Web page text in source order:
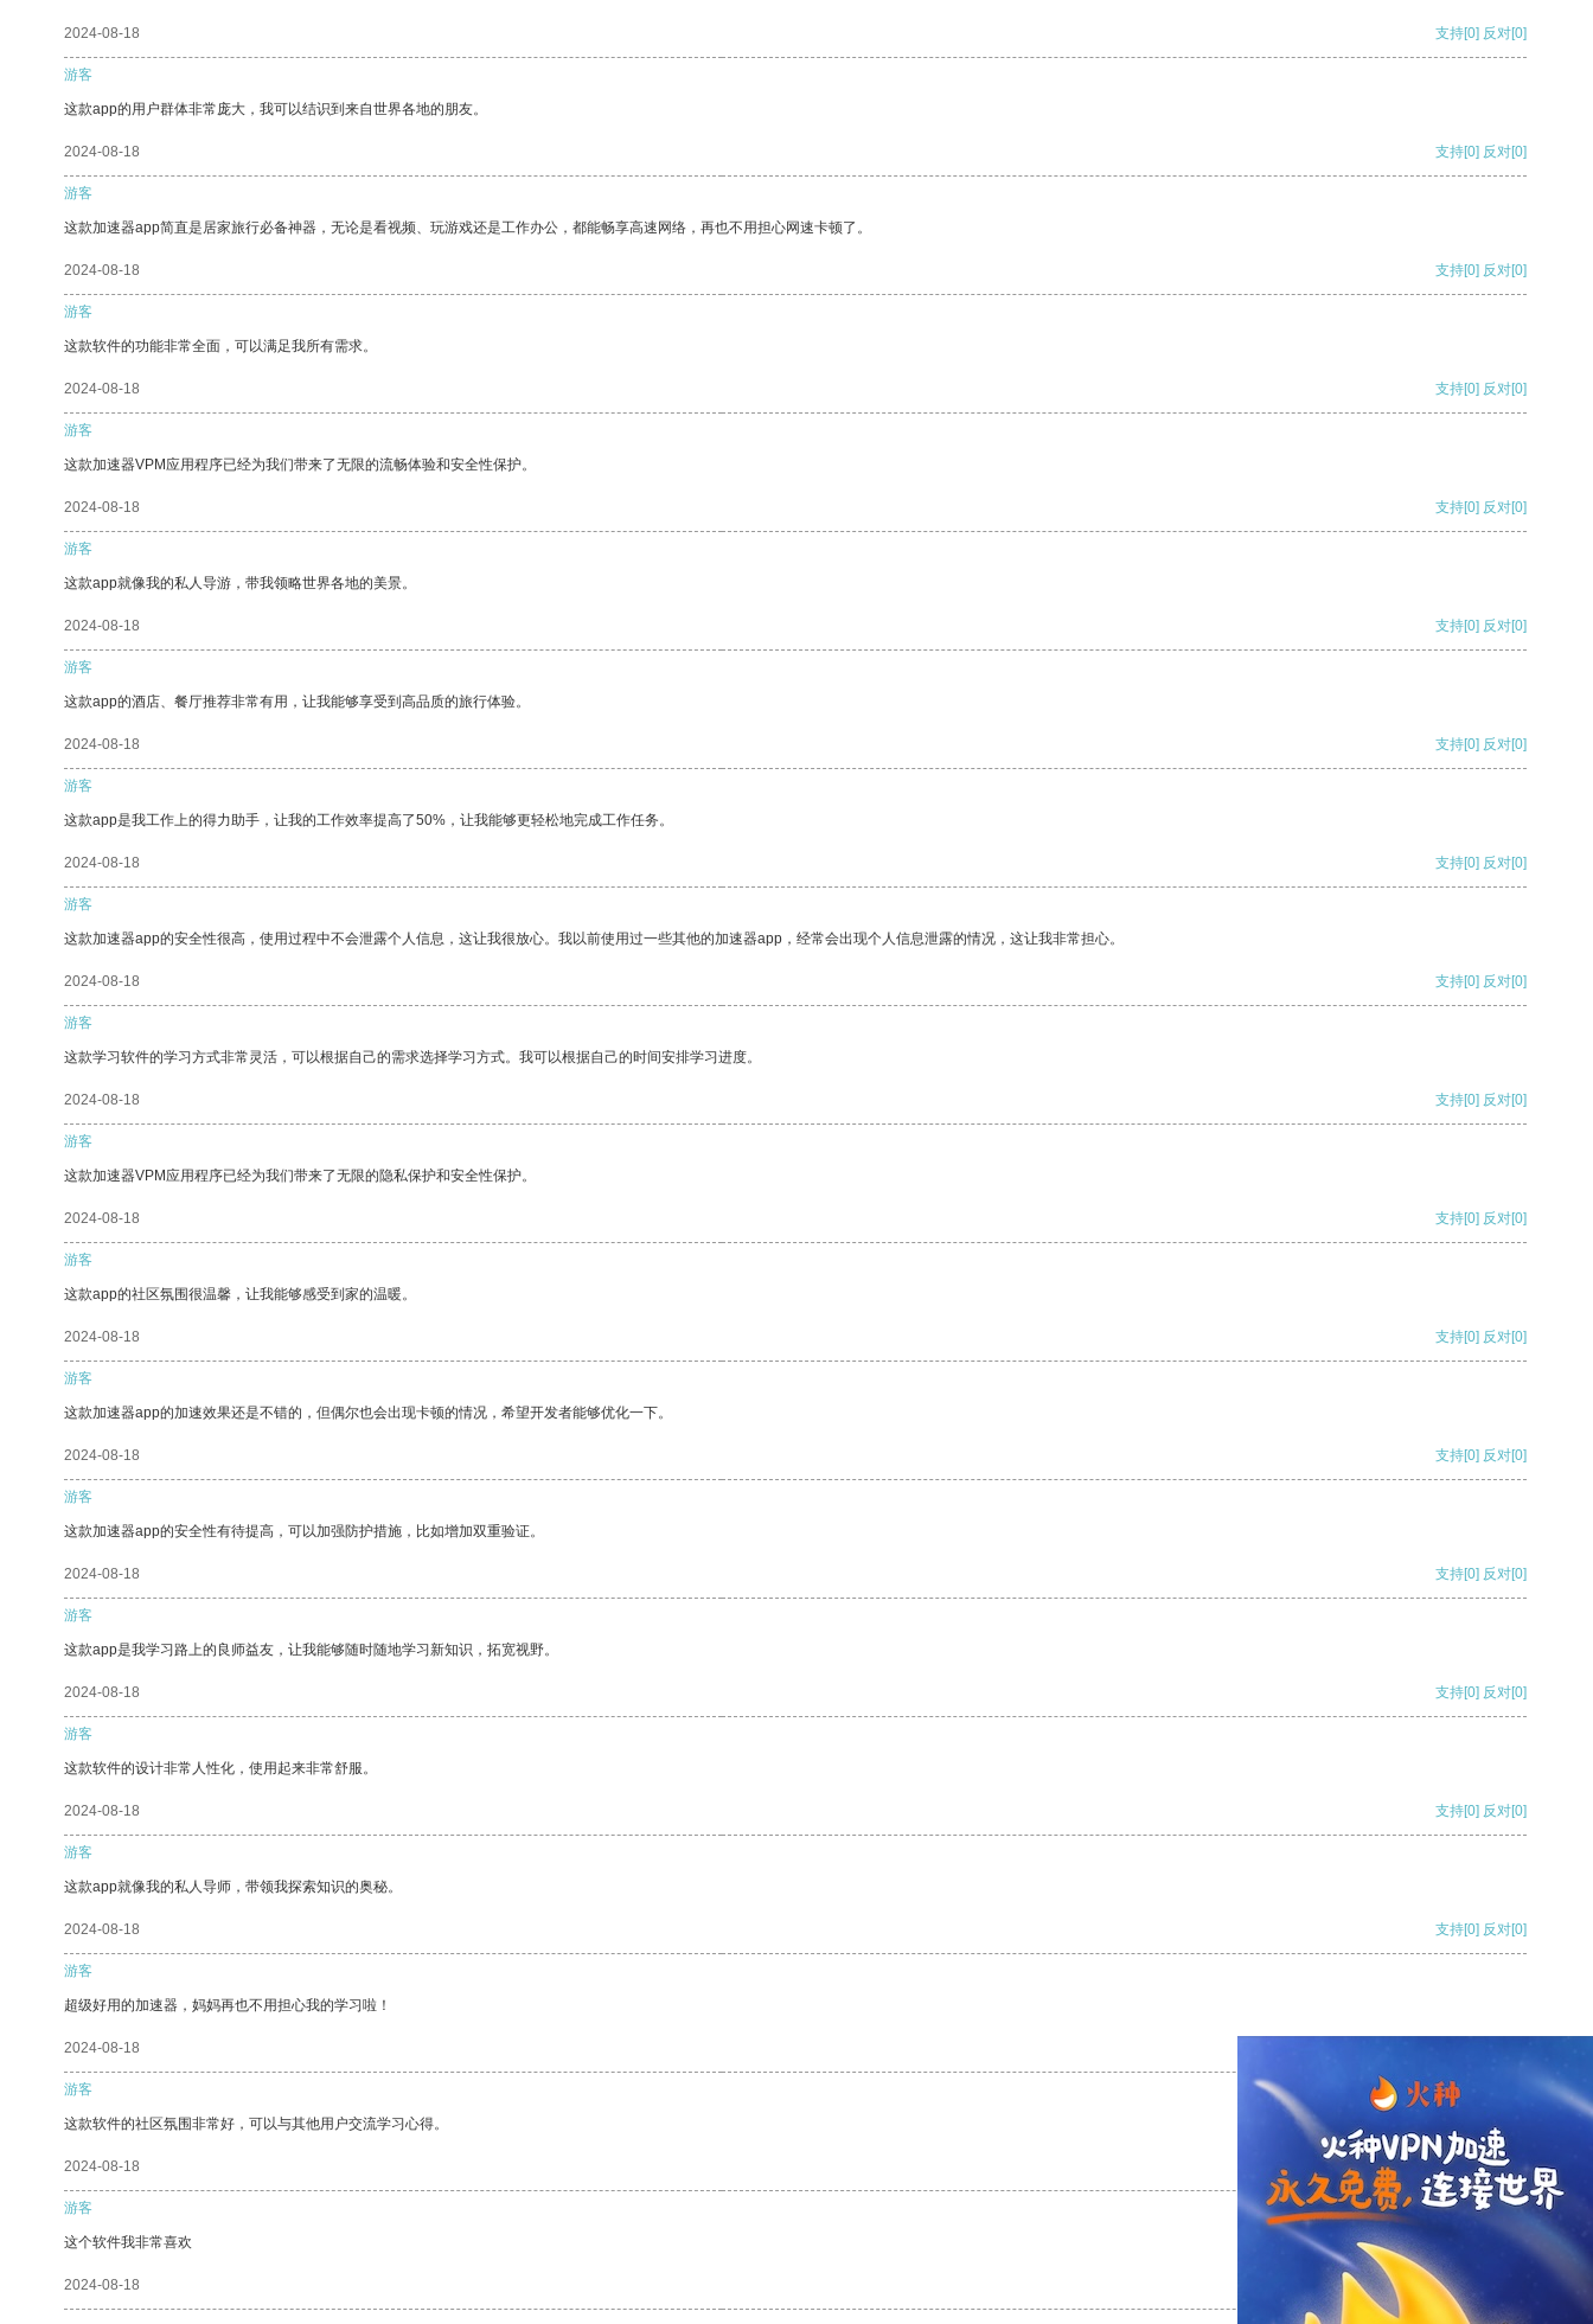
2024-08-18 支持[0] 反对[0]
游客
这款app的用户群体非常庞大，我可以结识到来自世界各地的朋友。
2024-08-18 支持[0] 反对[0]
游客
这款加速器app简直是居家旅行必备神器，无论是看视频、玩游戏还是工作办公，都能畅享高速网络，再也不用担心网速卡顿了。
2024-08-18 支持[0] 反对[0]
游客
这款软件的功能非常全面，可以满足我所有需求。
2024-08-18 支持[0] 反对[0]
游客
这款加速器VPM应用程序已经为我们带来了无限的流畅体验和安全性保护。
2024-08-18 支持[0] 反对[0]
游客
这款app就像我的私人导游，带我领略世界各地的美景。
2024-08-18 支持[0] 反对[0]
游客
这款app的酒店、餐厅推荐非常有用，让我能够享受到高品质的旅行体验。
2024-08-18 支持[0] 反对[0]
游客
这款app是我工作上的得力助手，让我的工作效率提高了50%，让我能够更轻松地完成工作任务。
2024-08-18 支持[0] 反对[0]
游客
这款加速器app的安全性很高，使用过程中不会泄露个人信息，这让我很放心。我以前使用过一些其他的加速器app，经常会出现个人信息泄露的情况，这让我非常担心。
2024-08-18 支持[0] 反对[0]
游客
这款学习软件的学习方式非常灵活，可以根据自己的需求选择学习方式。我可以根据自己的时间安排学习进度。
2024-08-18 支持[0] 反对[0]
游客
这款加速器VPM应用程序已经为我们带来了无限的隐私保护和安全性保护。
2024-08-18 支持[0] 反对[0]
游客
这款app的社区氛围很温馨，让我能够感受到家的温暖。
2024-08-18 支持[0] 反对[0]
游客
这款加速器app的加速效果还是不错的，但偶尔也会出现卡顿的情况，希望开发者能够优化一下。
2024-08-18 支持[0] 反对[0]
游客
这款加速器app的安全性有待提高，可以加强防护措施，比如增加双重验证。
2024-08-18 支持[0] 反对[0]
游客
这款app是我学习路上的良师益友，让我能够随时随地学习新知识，拓宽视野。
2024-08-18 支持[0] 反对[0]
游客
这款软件的设计非常人性化，使用起来非常舒服。
2024-08-18 支持[0] 反对[0]
游客
这款app就像我的私人导师，带领我探索知识的奥秘。
2024-08-18 支持[0] 反对[0]
游客
超级好用的加速器，妈妈再也不用担心我的学习啦！
2024-08-18
游客
这款软件的社区氛围非常好，可以与其他用户交流学习心得。
2024-08-18 支持 [0] 反对 [0]
游客
这个软件我非常喜欢
2024-08-18 支持